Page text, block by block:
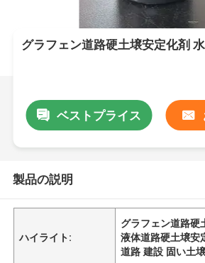
グラフェン道路硬土壌安定化剤
ベストプライス
製品の説明
ハイライト:
グラフェン道路硬
液体道路硬土壌安
道路 建設 固い土